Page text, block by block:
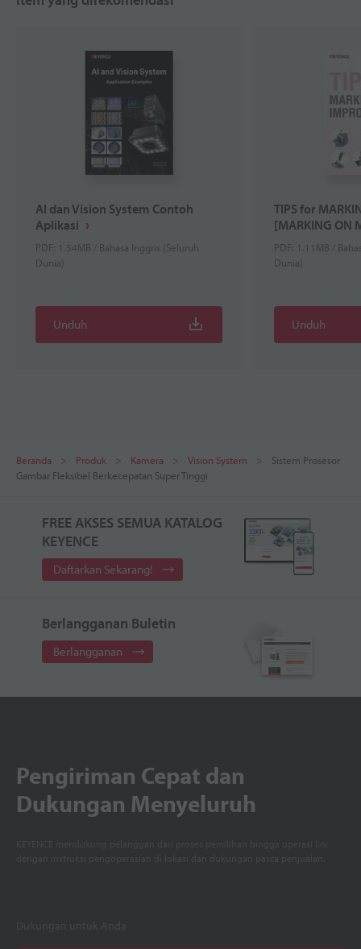
AI dan Vision System Contoh
Aplikasi
PDF: 1.54MB / Bahasa Inggris (Seluruh
Dunia)
Unduh
TIPS for
[MARKING ON
PDF: 1.11MB /
Dunia)
Unduh
Beranda Produk Kamera Vision System
Sistem Prosesor
Gambar Fleksibel Berkecepatan Super Tinggi
FREE AKSES SEMUA KATALOG
KEYENCE
Daftarkan Sekarang!
Berlangganan Buletin
Berlangganan
Pengiriman Cepat dan
Dukungan Menyeluruh